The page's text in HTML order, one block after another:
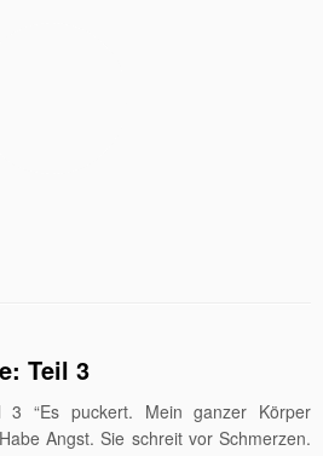
Teil 3
3 “Es puckert. Mein ganzer Körper
Angst. Sie schreit vor Schmerzen.